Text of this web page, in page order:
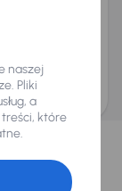
z siedzibą
i przetwarzać
danych
oferty. Kupimy
dnia.
naszej
Pliki
a
które